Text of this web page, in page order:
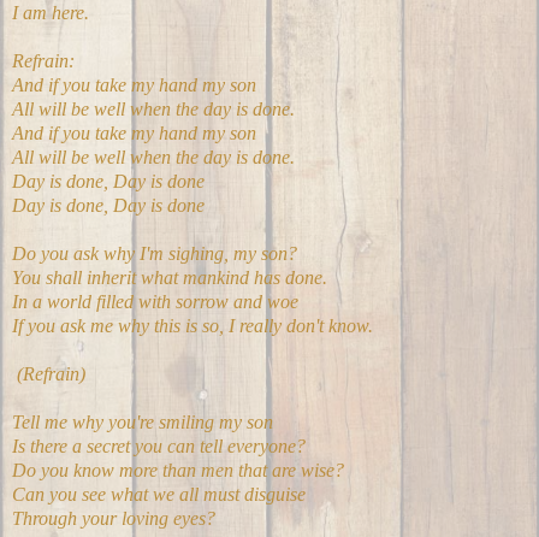
I am here.
Refrain:
And if you take my hand my son
All will be well when the day is done.
And if you take my hand my son
All will be well when the day is done.
Day is done, Day is done
Day is done, Day is done
Do you ask why I'm sighing, my son?
You shall inherit what mankind has done.
In a world filled with sorrow and woe
If you ask me why this is so, I really don't know.
(Refrain)
Tell me why you're smiling my son
Is there a secret you can tell everyone?
Do you know more than men that are wise?
Can you see what we all must disguise
Through your loving eyes?